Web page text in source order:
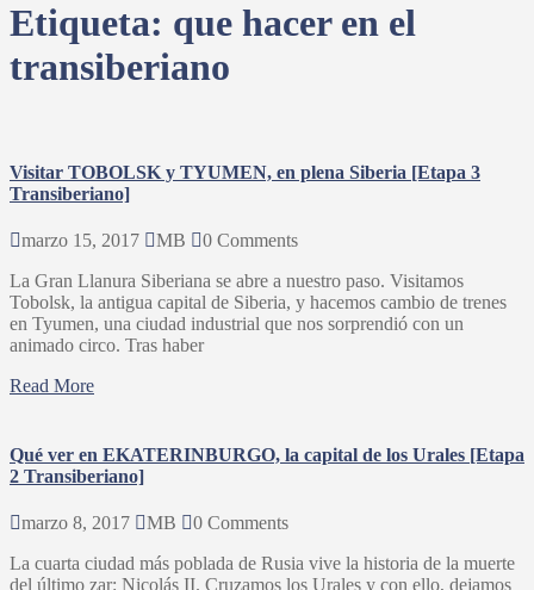
Etiqueta: que hacer en el
transiberiano
Visitar TOBOLSK y TYUMEN, en plena Siberia [Etapa 3
Transiberiano]
marzo 15, 2017 MB
0 Comments
La Gran Llanura Siberiana se abre a nuestro paso. Visitamos
Tobolsk, la antigua capital de Siberia, y hacemos cambio de trenes
en Tyumen, una ciudad industrial que nos sorprendió con un
animado circo. Tras haber
Read More
Qué ver en EKATERINBURGO, la capital de los Urales [Etapa
2 Transiberiano]
marzo 8, 2017 MB
0 Comments
La cuarta ciudad más poblada de Rusia vive la historia de la muerte
del último zar: Nicolás II. Cruzamos los Urales y con ello, dejamos